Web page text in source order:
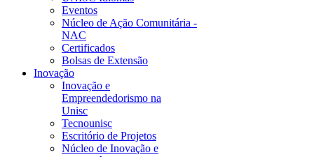
Eventos
Núcleo de Ação Comunitária -
NAC
Certificados
Bolsas de Extensão
Inovação
Inovação e
Empreendedorismo na
Unisc
Tecnounisc
Escritório de Projetos
Núcleo de Inovação e